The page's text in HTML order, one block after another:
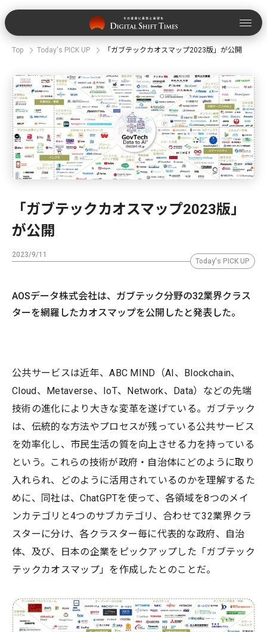
Top Today's PICK UP 「ガブテックカオスマップ2023版」が公開
「ガブテックカオスマップ2023版」
が公開
2023/9/11
Today's PICK UP
AOSデータ株式会社は、ガブテック分野の32業界クラス
ターを網羅したカオスマップを公開したと発表した。
公共サービスは近年、ABC MIND（AI、Blockchain、
Cloud、Metaverse、IoT、Network、Data）などの先端
技術の進化により大きな変革を遂げている。ガブテック
は、伝統的な方法やプロセスが残っている公共サービス
を効率化し、市民生活の質を向上させる力を持っている
という。これらの技術が政府・自治体にどのように取り
入れられ、どのように活用されているのかを理解するた
めに、同社は、ChatGPTを使って、各領域を8つのメイ
ンカテゴリと4つのサブカテゴリ、合わせて32業界クラ
スターに分け、各クラスター毎に代表的な政府、自治
体、及び、日本の企業をピックアップした「ガブテック
テックカオスマップ」を作成したとのことだ。